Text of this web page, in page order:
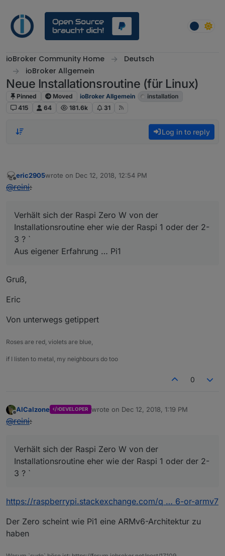
ioBroker Community Home
Deutsch
ioBroker Allgemein
Neue Installationsroutine (für Linux)
Pinned Moved ioBroker Allgemein
installation
415
64 181.6k 31
Log in to reply
Offline
eric2905wrote on Dec 12, 2018, 12:54 PM
last edited by
@reini:
Verhält sich der Raspi Zero W von der
Installationsroutine eher wie der Raspi 1 oder der 2-
3 ? `
Aus eigener Erfahrung … Pi1
Gruß,
Eric
Von unterwegs getippert
Roses are red, violets are blue,
if I listen to metal, my neighbours do too
0
Offline
AlCalzone DEVELOPER wrote on Dec 12, 2018, 1:19 PM
last edited by
@reini:
Verhält sich der Raspi Zero W von der
Installationsroutine eher wie der Raspi 1 oder der 2-
3 ? `
https://raspberrypi.stackexchange.com/q … 6-or-armv7
Der Zero scheint wie Pi1 eine ARMv6-Architektur zu
haben